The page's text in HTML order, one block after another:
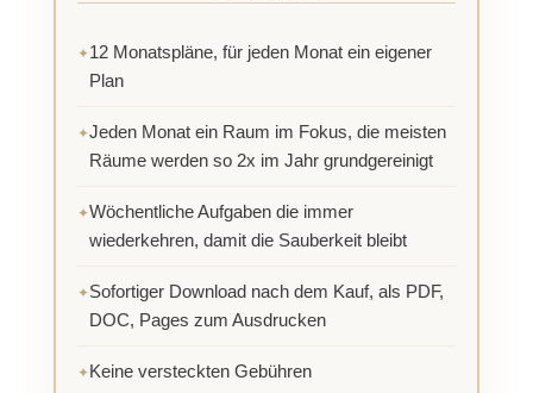
12 Monatspläne, für jeden Monat ein eigener
Plan
Jeden Monat ein Raum im Fokus, die meisten
Räume werden so 2x im Jahr grundgereinigt
Wöchentliche Aufgaben die immer
wiederkehren, damit die Sauberkeit bleibt
Sofortiger Download nach dem Kauf, als PDF,
DOC, Pages zum Ausdrucken
Keine versteckten Gebühren